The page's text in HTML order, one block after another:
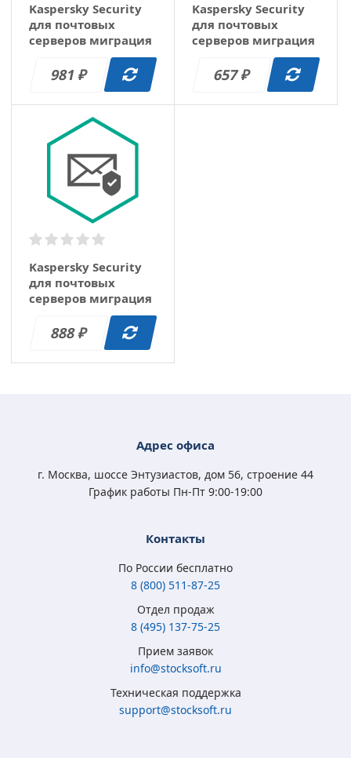
Kaspersky Security
для почтовых
серверов миграция
981₽
Kaspersky Security
для почтовых
серверов миграция
1 год (250-499)
657₽
Kaspersky Security
для почтовых
серверов миграция
888₽
Адрес офиса
г. Москва, шоссе Энтузиастов, дом 56, строение 44
График работы Пн-Пт 9:00-19:00
Контакты
По России бесплатно
8 (800) 511-87-25
Отдел продаж
8 (495) 137-75-25
Прием заявок
info@stocksoft.ru
Техническая поддержка
support@stocksoft.ru